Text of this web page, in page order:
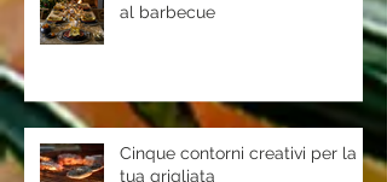
al barbecue
Cinque contorni creativi per la
tua grigliata